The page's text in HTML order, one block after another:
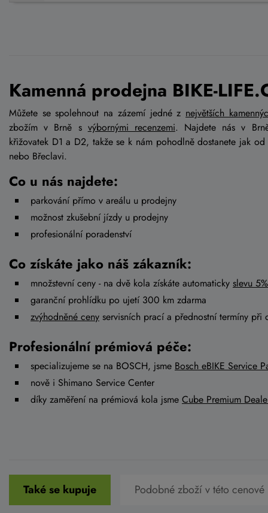
Kamenná prodejna BIKE-
Můžete se spolehnout na zázemí jedné z největších
zbožím v Brně s výbornými recenzemi. Najdete nás v
křižovatek D1 a D2, takže se k nám pohodlně dostanete jak
nebo Břeclavi.
Co u nás najdete:
parkování přímo v areálu u prodejny
možnost zkušební jízdy u prodejny
profesionální poradenství
Co získáte jako náš zákazník:
množstevní ceny - na dvě kola získáte automaticky slevu 5%
garanční prohlídku po ujetí 300 km zdarma
zvýhodněné ceny servisních prací a přednostní termíny při
Profesionální prémiová péče:
specializujeme se na BOSCH, jsme Bosch eBIKE Service
nově i Shimano Service Center
díky zaměření na prémiová kola jsme Cube Premium
Také se kupuje Podobné zboží v této